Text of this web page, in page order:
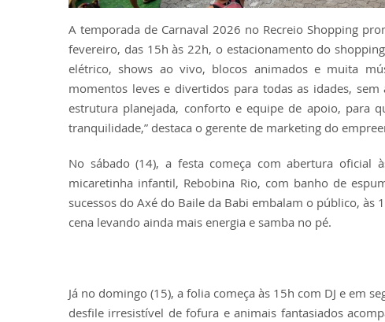
A temporada de Carnaval 2026 no Recreio Shopping
fevereiro, das 15h às 22h, o estacionamento do
elétrico, shows ao vivo, blocos animados e muita
momentos leves e divertidos para todas as idades,
estrutura planejada, conforto e equipe de apoio, para
tranquilidade,” destaca o gerente de marketing do
No sábado (14), a festa começa com abertura
micaretinha infantil, Rebobina Rio, com banho de
sucessos do Axé do Baile da Babi embalam o público,
cena levando ainda mais energia e samba no pé.
Já no domingo (15), a folia começa às 15h com DJ e em
desfile irresistível de fofura e animais fantasiados